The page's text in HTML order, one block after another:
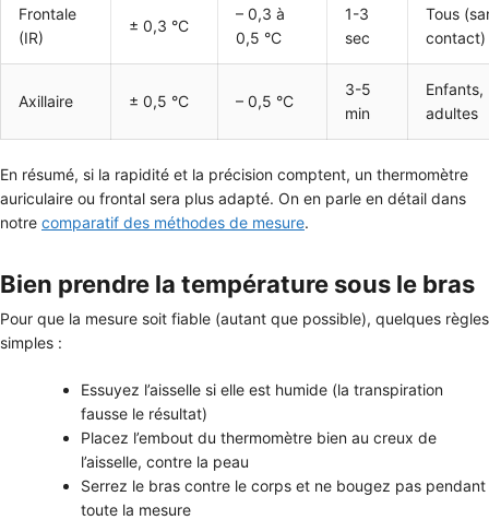
Frontale
(IR)
± 0,3 °C
– 0,3 à
0,5 °C
1-3
sec
Tous
contact)
Axillaire ± 0,5 °C – 0,5 °C
3-5
min
Enfants,
adultes
En résumé, si la rapidité et la précision comptent, un thermomètre
auriculaire ou frontal sera plus adapté. On en parle en détail dans
notre comparatif des méthodes de mesure.
Bien prendre la température sous le bras
Pour que la mesure soit fiable (autant que possible), quelques règles
simples :
Essuyez l’aisselle si elle est humide (la transpiration
fausse le résultat)
Placez l’embout du thermomètre bien au creux de
l’aisselle, contre la peau
Serrez le bras contre le corps et ne bougez pas pendant
toute la mesure